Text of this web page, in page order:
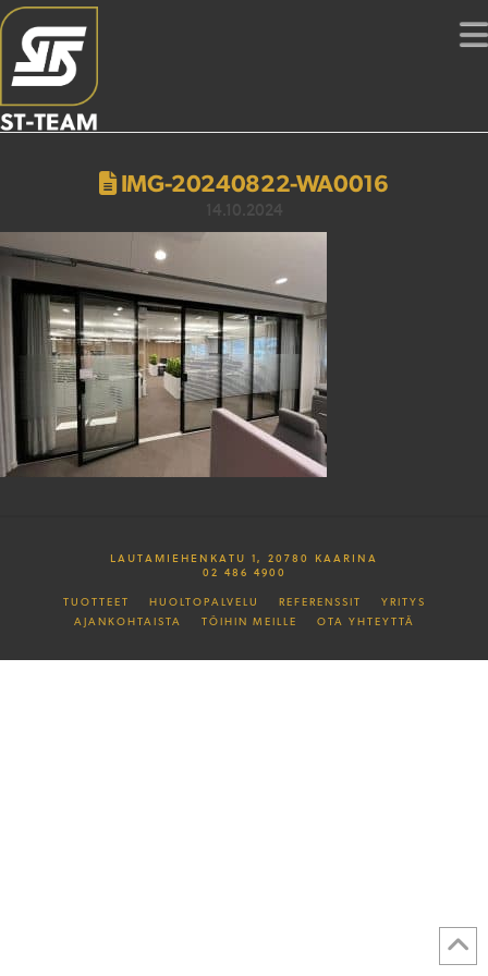
IMG-20240822-WA0016
LAUTAMIEHENKATU 1, 20780 KAARINA
02 486 4900
TUOTTEET HUOLTOPALVELU REFERENSSIT
YRITYS
AJANKOHTAISTA
TÖIHIN MEILLE OTA YHTEYTTÄ